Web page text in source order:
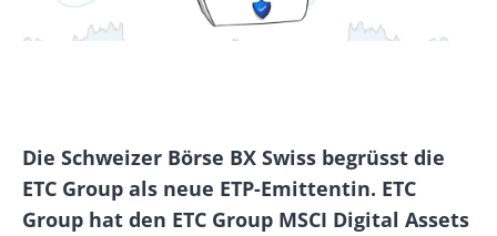
Die Schweizer Börse BX Swiss begrüsst die
ETC Group als neue ETP-Emittentin. ETC
Group hat den ETC Group MSCI Digital Assets